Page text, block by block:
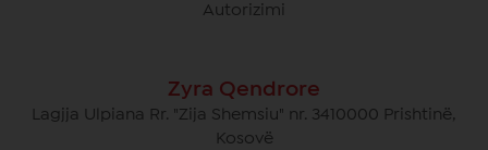
Autorizimi
Zyra Qendrore
Lagjja Ulpiana Rr. "Zija Shemsiu" nr. 3410000 Prishtinë,
Kosovë